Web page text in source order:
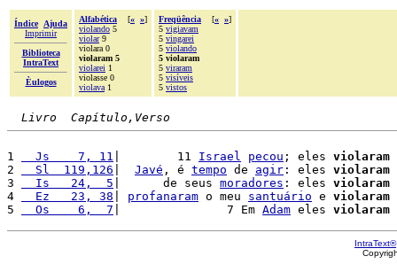
Índice
Ajuda
Imprimir
Biblioteca
IntraText
Èulogos
Alfabética [« »]
violando 5
violar9
violara 0
violaram 5
violarei 1
violasse 0
violava 1
Freqüência [« »]
5 vigiavam
5 vingarei
5 violando
5 violaram
5 viraram
5 visíveis
5 vistos
Livro  Capítulo,Verso
1
  Js    7, 11
|        11 Israel pecou ; eles violaram
2
  Sl  119,126
Javé , é tempo de agir : eles violaram
3
  Is   24,  5
|      de seus moradores : eles violaram
4
  Ez   23, 38
profanaram o meu santuário e violaram
5
  Os    6,  7
|               7 Em Adam eles violaram
IntraText®